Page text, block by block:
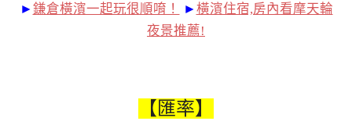
► 鎌倉橫濱一起玩很順唷！ ► 橫濱住宿,房內看摩天輪
夜景推薦!
【匯率】